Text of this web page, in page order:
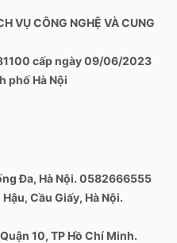
VỤ CÔNG NGHỆ VÀ CUNG
cấp ngày 09/06/2023
phố Hà Nội
Đa, Hà Nội. 0582666555
Cầu Giấy, Hà Nội.
10, TP Hồ Chí Minh.